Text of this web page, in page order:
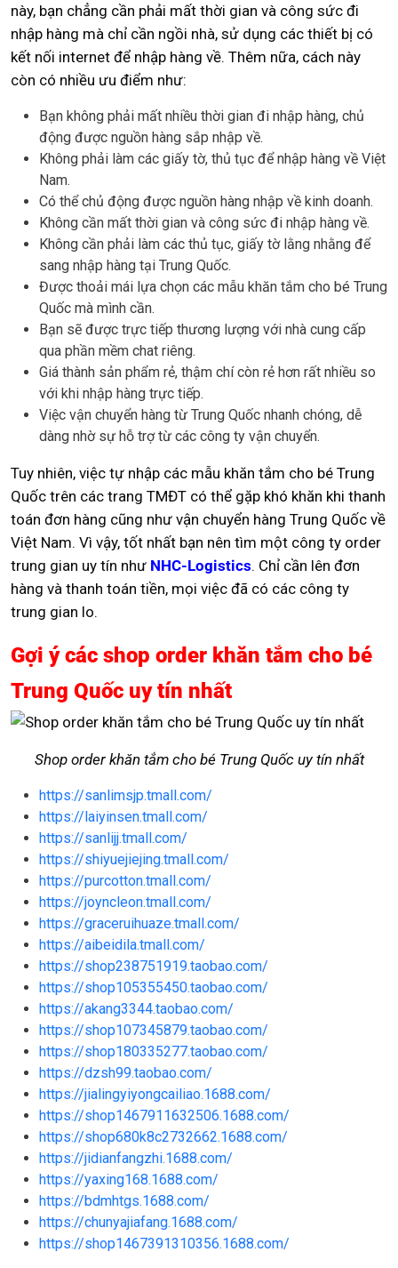
này, bạn chẳng cần phải mất thời gian và công sức đi
nhập hàng mà chỉ cần ngồi nhà, sử dụng các thiết bị có
kết nối internet để nhập hàng về. Thêm nữa, cách này
còn có nhiều ưu điểm như:
Bạn không phải mất nhiều thời gian đi nhập hàng, chủ
động được nguồn hàng sắp nhập về.
Không phải làm các giấy tờ, thủ tục để nhập hàng về Việt
Nam.
Có thể chủ động được nguồn hàng nhập về kinh doanh.
Không cần mất thời gian và công sức đi nhập hàng về.
Không cần phải làm các thủ tục, giấy tờ lằng nhằng để
sang nhập hàng tại Trung Quốc.
Được thoải mái lựa chọn các mẫu khăn tắm cho bé Trung
Quốc mà mình cần.
Bạn sẽ được trực tiếp thương lượng với nhà cung cấp
qua phần mềm chat riêng.
Giá thành sản phẩm rẻ, thậm chí còn rẻ hơn rất nhiều so
với khi nhập hàng trực tiếp.
Việc vận chuyển hàng từ Trung Quốc nhanh chóng, dễ
dàng nhờ sự hỗ trợ từ các công ty vận chuyển.
Tuy nhiên, việc tự nhập các mẫu khăn tắm cho bé Trung
Quốc trên các trang TMĐT có thể gặp khó khăn khi thanh
toán đơn hàng cũng như vận chuyển hàng Trung Quốc về
Việt Nam. Vì vậy, tốt nhất bạn nên tìm một công ty order
trung gian uy tín như NHC-Logistics. Chỉ cần lên đơn
hàng và thanh toán tiền, mọi việc đã có các công ty
trung gian lo.
Gợi ý các shop order khăn tắm cho bé
Trung Quốc uy tín nhất
Shop order khăn tắm cho bé Trung Quốc uy tín nhất
https://sanlimsjp.tmall.com/
https://laiyinsen.tmall.com/
https://sanlijj.tmall.com/
https://shiyuejiejing.tmall.com/
https://purcotton.tmall.com/
https://joyncleon.tmall.com/
https://graceruihuaze.tmall.com/
https://aibeidila.tmall.com/
https://shop238751919.taobao.com/
https://shop105355450.taobao.com/
https://akang3344.taobao.com/
https://shop107345879.taobao.com/
https://shop180335277.taobao.com/
https://dzsh99.taobao.com/
https://jialingyiyongcailiao.1688.com/
https://shop1467911632506.1688.com/
https://shop680k8c2732662.1688.com/
https://jidianfangzhi.1688.com/
https://yaxing168.1688.com/
https://bdmhtgs.1688.com/
https://chunyajiafang.1688.com/
https://shop1467391310356.1688.com/